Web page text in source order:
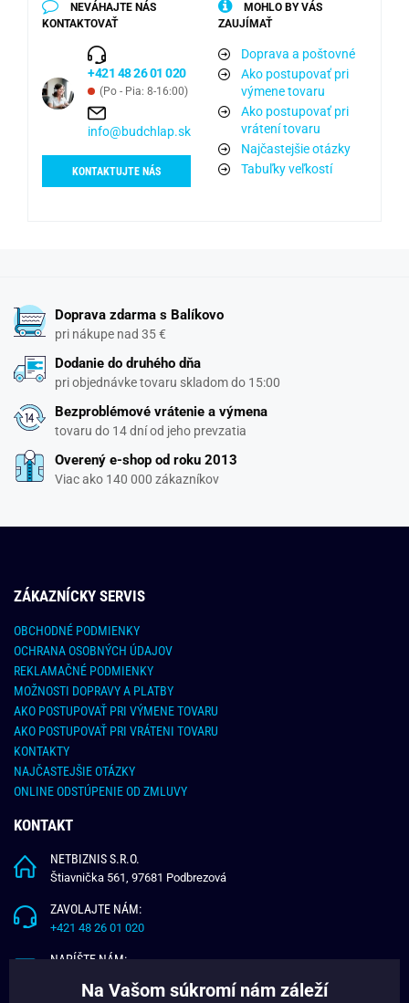
NEVÁHAJTE NÁS
KONTAKTOVAŤ
+421 48 26 01 020
(Po - Pia: 8-16:00)
info@budchlap.sk
KONTAKTUJTE NÁS
MOHLO BY VÁS
ZAUJÍMAŤ
Doprava a poštovné
Ako postupovať pri
výmene tovaru
Ako postupovať pri
vrátení tovaru
Najčastejšie otázky
Tabuľky veľkostí
Doprava zdarma s Balíkovo
pri nákupe nad 35 €
Dodanie do druhého dňa
pri objednávke tovaru skladom do 15:00
Bezproblémové vrátenie a výmena
tovaru do 14 dní od jeho prevzatia
Overený e-shop od roku 2013
Viac ako 140 000 zákazníkov
ZÁKAZNÍCKY SERVIS
OBCHODNÉ PODMIENKY
OCHRANA OSOBNÝCH ÚDAJOV
REKLAMAČNÉ PODMIENKY
MOŽNOSTI DOPRAVY A PLATBY
AKO POSTUPOVAŤ PRI VÝMENE TOVARU
AKO POSTUPOVAŤ PRI VRÁTENI TOVARU
KONTAKTY
NAJČASTEJŠIE OTÁZKY
ONLINE ODSTÚPENIE OD ZMLUVY
KONTAKT
NETBIZNIS S.R.O.
Štiavnička 561, 97681 Podbrezová
ZAVOLAJTE NÁM:
+421 48 26 01 020
NAPÍŠTE NÁM:
Na Vašom súkromí nám záleží